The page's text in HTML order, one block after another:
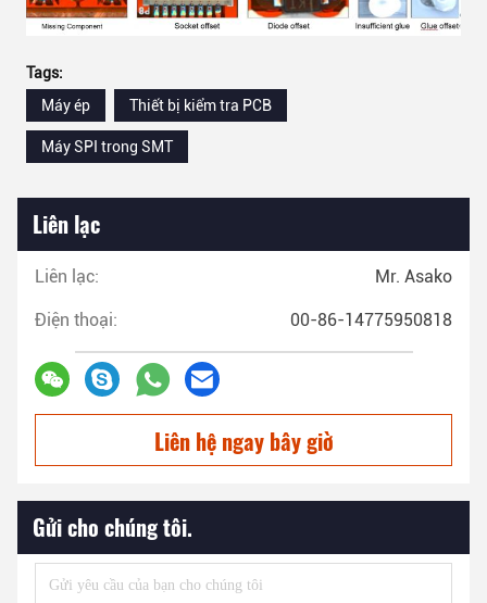
Tags:
Máy ép
Thiết bị kiểm tra PCB
Máy SPI trong SMT
Liên lạc
Liên lạc: Mr. Asako
Điện thoại: 00-86-14775950818
Liên hệ ngay bây giờ
Gửi cho chúng tôi.